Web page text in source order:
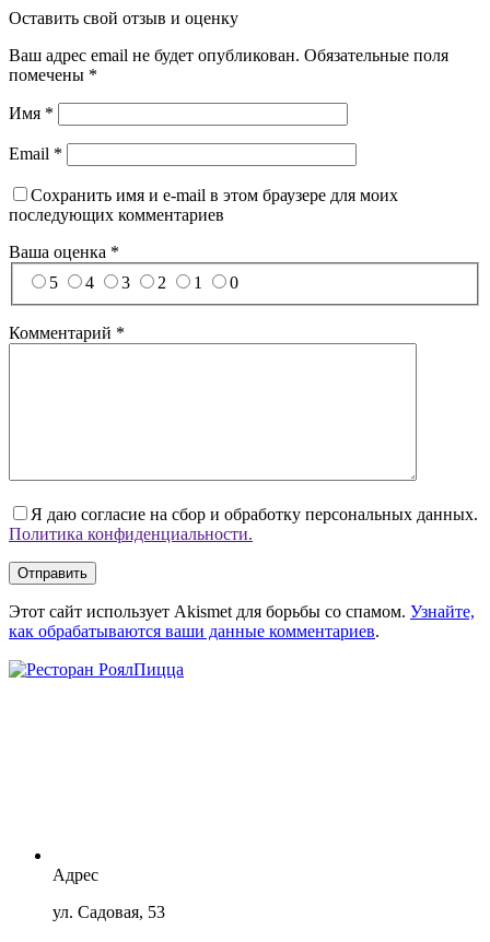
Оставить свой отзыв и оценку
Ваш адрес email не будет опубликован. Обязательные поля
помечены *
Имя *
Email *
Сохранить имя и e-mail в этом браузере для моих
последующих комментариев
Ваша оценка *
5
4 3 2 1 0
Комментарий *
Я даю согласие на сбор и обработку персональных данных.
Политика конфиденциальности.
Отправить
Этот сайт использует Akismet для борьбы со спамом. Узнайте,
как обрабатываются ваши данные комментариев.
Адрес
ул. Садовая, 53